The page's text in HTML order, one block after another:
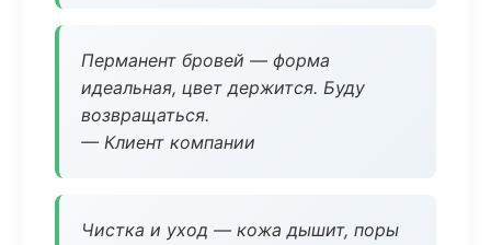
Перманент бровей — форма
идеальная, цвет держится. Буду
возвращаться.
— Клиент компании
Чистка и уход — кожа дышит, поры